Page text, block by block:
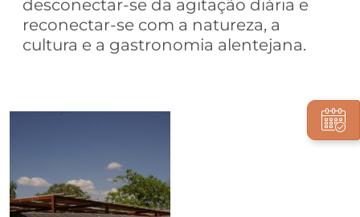
desconectar-se da agitação diária e
reconectar-se com a natureza, a
cultura e a gastronomia alentejana.